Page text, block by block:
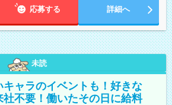
応募する 詳細へ
未読
キャラのイベントも！好きな
不要！働いたその日に給料